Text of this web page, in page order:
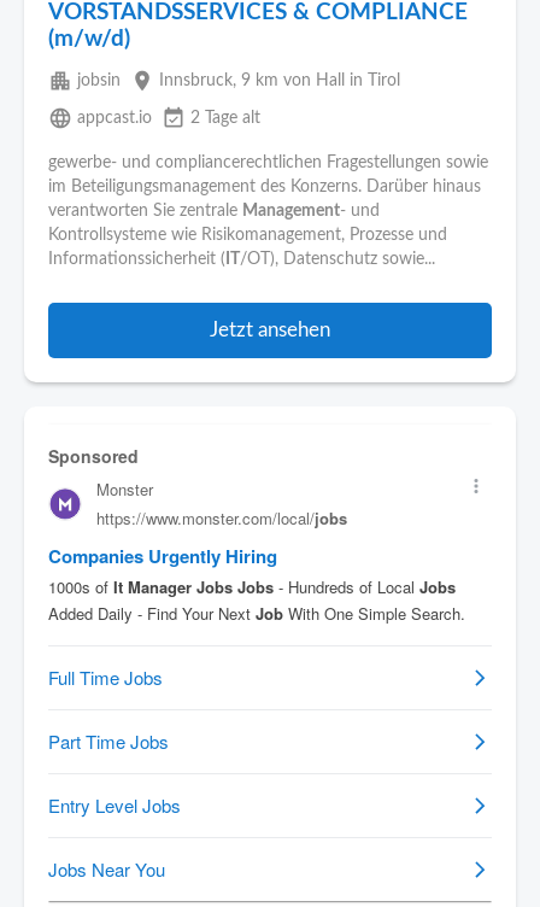
VORSTANDSSERVICES & COMPLIANCE
(m/w/d)
apartment jobsin place Innsbruck, 9 km von Hall in Tirol
language appcast.io event_available 2 Tage alt
gewerbe- und compliancerechtlichen Fragestellungen sowie
im Beteiligungsmanagement des Konzerns. Darüber hinaus
verantworten Sie zentrale Management- und
Kontrollsysteme wie Risikomanagement, Prozesse und
Informationssicherheit (
/OT), Datenschutz sowie...
Jetzt ansehen